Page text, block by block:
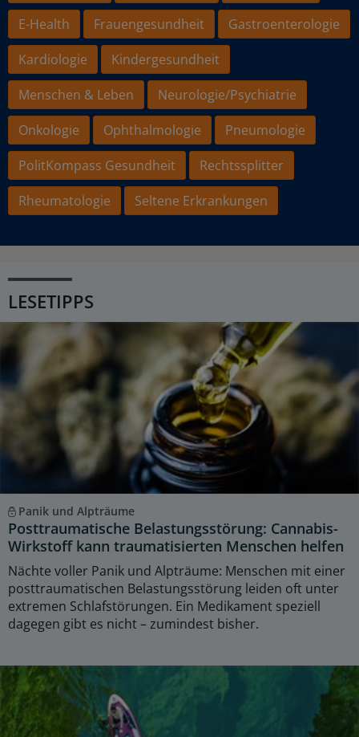
E-Health
Frauengesundheit
Gastroenterologie
Kardiologie
Kindergesundheit
Menschen & Leben
Neurologie/Psychiatrie
Onkologie
Ophthalmologie
Pneumologie
PolitKompass Gesundheit
Rechtssplitter
Rheumatologie
Seltene Erkrankungen
LESETIPPS
Panik und Alpträume
Posttraumatische Belastungsstörung: Cannabis-
Wirkstoff kann traumatisierten Menschen helfen
Nächte voller Panik und Alpträume: Menschen mit einer
posttraumatischen Belastungsstörung leiden oft unter
extremen Schlafstörungen. Ein Medikament speziell
dagegen gibt es nicht – zumindest bisher.